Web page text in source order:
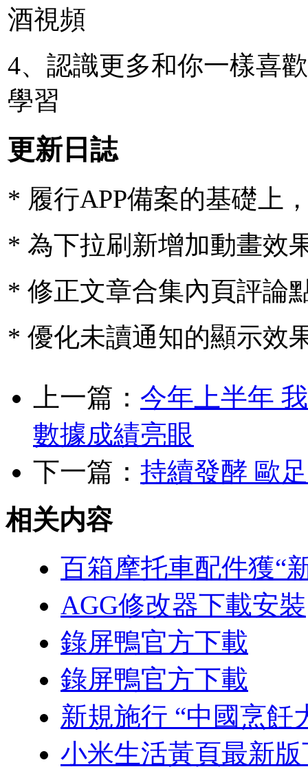
酒視頻
4、認識更多和你一樣喜
學習
更新日誌
* 履行APP備案的基礎上
* 為下拉刷新增加動畫效
* 修正文章合集內頁評論
* 優化未讀通知的顯示效
上一篇： 今年上半年
數據成績亮眼
下一篇： 持續發酵 歐
相关内容
百箱摩托車配件獲“
AGG修改器下載安裝
錄屏鴨官方下載
錄屏鴨官方下載
新規施行 “中國烹飪
小米生活黃頁最新